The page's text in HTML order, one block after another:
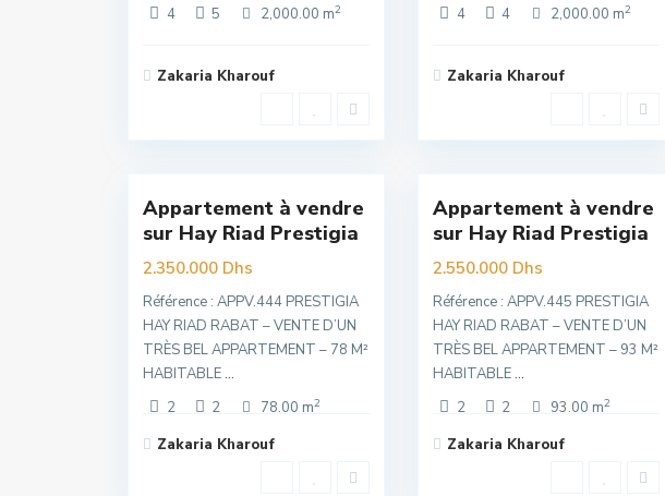
4
5 2,000.00 m2
Zakaria Kharouf
4
4 2,000.00 m2
Zakaria Kharouf
Riad,
Exclusivité
Appartement à vendre
sur Hay Riad Prestigia
2.350.000 Dhs
Référence : APPV.444 PRESTIGIA
HAY RIAD RABAT – VENTE D’UN
TRÈS BEL APPARTEMENT – 78 M²
HABITABLE...
2
2 78.00 m2
Zakaria Kharouf
Riad,
Exclusivité
Appartement à vendre
sur Hay Riad Prestigia
2.550.000 Dhs
Référence : APPV.445 PRESTIGIA
HAY RIAD RABAT – VENTE D’UN
TRÈS BEL APPARTEMENT – 93 M²
HABITABLE...
2
2 93.00 m2
Zakaria Kharouf